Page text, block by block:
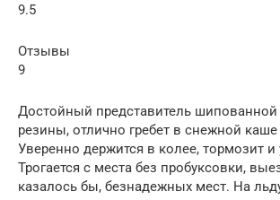
9.5
Отзывы
9
Достойный представитель
резины, отлично гребет в снежной
Уверенно держится в колее, тормозит и
Трогается с места без пробуксовки,
казалось бы, безнадежных мест. На